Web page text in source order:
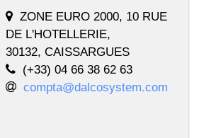
ZONE EURO 2000, 10 RUE
DE L'HOTELLERIE,
30132, CAISSARGUES
(+33) 04 66 38 62 63
compta@dalcosystem.com